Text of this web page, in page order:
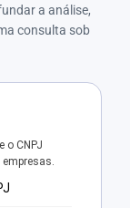
a análise,
consulta sob
o CNPJ